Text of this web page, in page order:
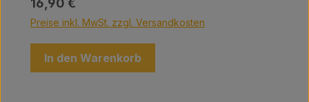
Preise inkl. MwSt. zzgl. Versandkosten
In den Warenkorb